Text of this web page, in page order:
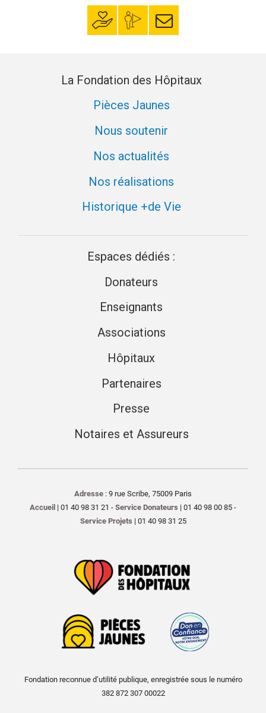
Faire un donMon espace
donateur
S’inscrire à la
newsletter
La Fondation des Hôpitaux
Pièces Jaunes
Nous soutenir
Nos actualités
Nos réalisations
Historique +de Vie
Espaces dédiés :
Donateurs
Enseignants
Associations
Hôpitaux
Partenaires
Presse
Notaires et Assureurs
Adresse : 9 rue Scribe, 75009 Paris
Accueil | 01 40 98 31 21 - Service Donateurs | 01 40 98 00 85 -
Service Projets | 01 40 98 31 25
Fondation reconnue d’utilité publique, enregistrée sous le numéro
382 872 307 00022